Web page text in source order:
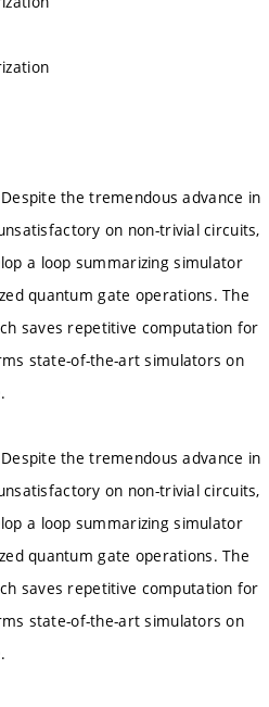
the tremendous advance in
on non-trivial circuits,
a loop summarizing simulator
quantum gate operations. The
saves repetitive computation for
state-of-the-art simulators on
the tremendous advance in
on non-trivial circuits,
a loop summarizing simulator
quantum gate operations. The
saves repetitive computation for
state-of-the-art simulators on